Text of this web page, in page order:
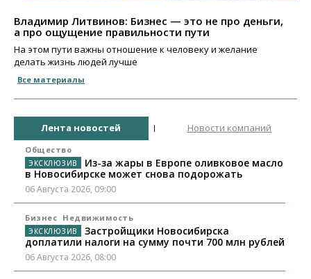
Владимир Литвинов: Бизнес — это не про деньги,
а про ощущение правильности пути
На этом пути важны отношение к человеку и желание
делать жизнь людей лучше
Все материалы
Лента новостей Новости компаний
Общество
Из-за жары в Европе оливковое масло
в Новосибирске может снова подорожать
06 Августа 2026, 09:00
Бизнес Недвижимость
Застройщики Новосибирска
доплатили налоги на сумму почти 700 млн рублей
06 Августа 2026, 08:00